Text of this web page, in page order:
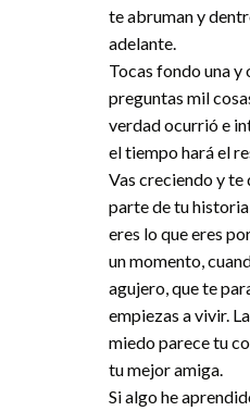
te abruman y
adelante.
Tocas fondo una y
preguntas mil
verdad ocurrió e
el tiempo hará el
Vas creciendo y te
parte de tu
eres lo que eres
un momento,
agujero, que te
empiezas a vivir.
miedo parece tu
tu mejor amiga.
Si algo he